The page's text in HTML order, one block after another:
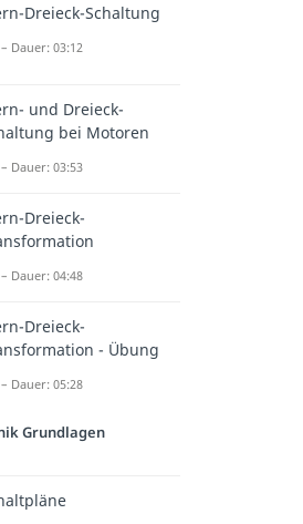
Dreieck-Schaltung
Dauer: 03:12
und Dreieck-
bei Motoren
Dauer: 03:53
Dreieck-
Dauer: 04:48
Dreieck-
- Übung
Dauer: 05:28
Grundlagen